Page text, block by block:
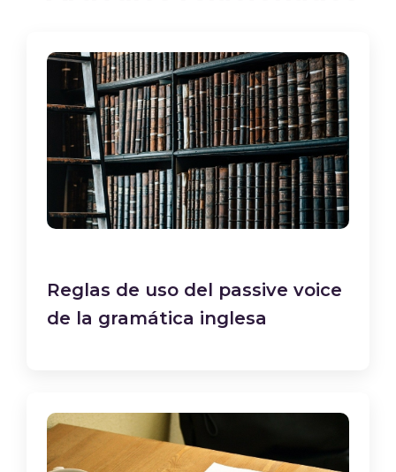
Reglas de uso del passive voice
de la gramática inglesa